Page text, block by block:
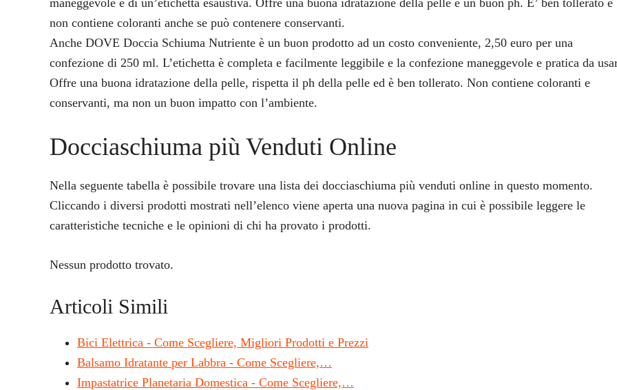
maneggevole e di un’etichetta esaustiva. Offre una buona idratazione della pelle e un buon ph. E’ ben tollerato e
non contiene coloranti anche se può contenere conservanti.
Anche DOVE Doccia Schiuma Nutriente è un buon prodotto ad un costo conveniente, 2,50 euro per una
confezione di 250 ml. L’etichetta è completa e facilmente leggibile e la confezione maneggevole e pratica da
Offre una buona idratazione della pelle, rispetta il ph della pelle ed è ben tollerato. Non contiene coloranti e
conservanti, ma non un buon impatto con l’ambiente.
Docciaschiuma più Venduti Online
Nella seguente tabella è possibile trovare una lista dei docciaschiuma più venduti online in questo momento.
Cliccando i diversi prodotti mostrati nell’elenco viene aperta una nuova pagina in cui è possibile leggere le
caratteristiche tecniche e le opinioni di chi ha provato i prodotti.
Nessun prodotto trovato.
Articoli Simili
Bici Elettrica - Come Scegliere, Migliori Prodotti e Prezzi
Balsamo Idratante per Labbra - Come Scegliere,…
Impastatrice Planetaria Domestica - Come Scegliere,…